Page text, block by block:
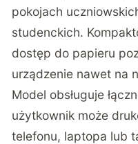
pokojach
studenckich.
dostęp do papieru
urządzenie nawet na
Model obsługuje
użytkownik może
telefonu, laptopa lub